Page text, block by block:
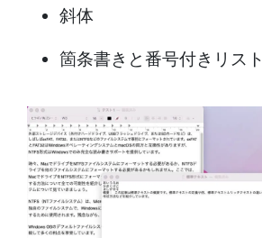
斜体
箇条書きと番号付きリスト